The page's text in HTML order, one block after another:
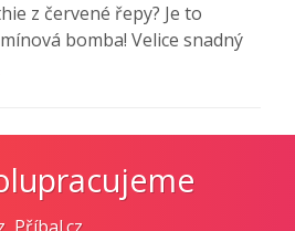
z červené řepy? Je to
bomba! Velice snadný